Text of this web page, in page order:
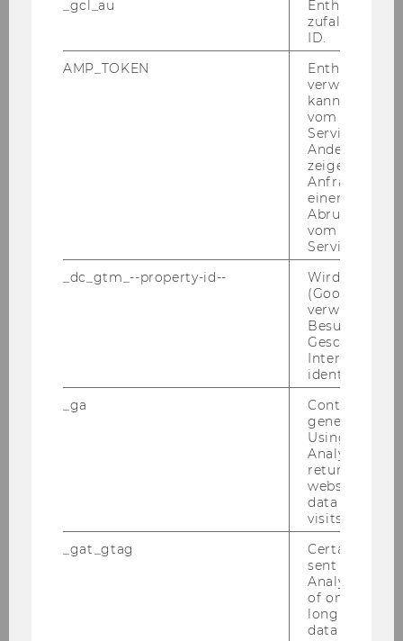
Terms of Payment (TOP)
Exercise No. 29: Material - Routings - Cost
Centres - Work Centres
Exercise No. 31: Requirements Planning
Exercise No. 32: Cost Centre / Work Centre
Exercise No. 33: Account and Organizational
Structure
Exercise No. 34: Flight Personnel Training
Exercise No. 35: LPIS
Exercise No. 37: Online Auction Website
Exercise No. 38: Technology Retailer
_gcl_au
Enthält eine
ID.
AMP_TOKEN
Enthält ein
verwendet
kann, um
vom AMP-
Service
Andere
zeigen Opt-
Anfrage im
einen Fehler
Abrufen
vom AMP
Service an.
_dc_gtm_--property-id--
Wird von
(Google Tag
verwendet,
Besucher
Geschlecht
Interessen zu
identifizieren.
_ga
Contains a
generated
Using this
Analytics can
returning
website and
data from
visits.
_gat_gtag
Certain data
sent to
Analytics a
of once per
long as it is
data